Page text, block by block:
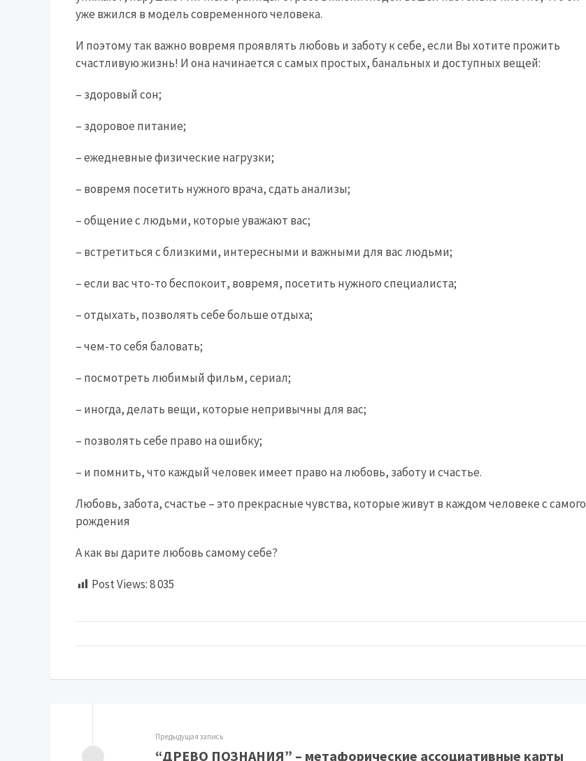
уже вжился в модель современного человека.
И поэтому так важно вовремя проявлять любовь и заботу к себе, если Вы хотите прожить
счастливую жизнь! И она начинается с самых простых, банальных и доступных вещей:
– здоровый сон;
– здоровое питание;
– ежедневные физические нагрузки;
– вовремя посетить нужного врача, сдать анализы;
– общение с людьми, которые уважают вас;
– встретиться с близкими, интересными и важными для вас людьми;
– если вас что-то беспокоит, вовремя, посетить нужного специалиста;
– отдыхать, позволять себе больше отдыха;
– чем-то себя баловать;
– посмотреть любимый фильм, сериал;
– иногда, делать вещи, которые непривычны для вас;
– позволять себе право на ошибку;
– и помнить, что каждый человек имеет право на любовь, заботу и счастье.
Любовь, забота, счастье – это прекрасные чувства, которые живут в каждом человеке с самого
рождения
А как вы дарите любовь самому себе?
Post Views:8 035
Предыдущая запись
“ДРЕВО ПОЗНАНИЯ” – метафорические ассоциативные карты